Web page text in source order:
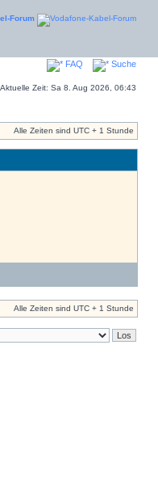
Forum
FAQ Suche
Aktuelle Zeit: Sa 8. Aug 2026, 06:43
Alle Zeiten sind UTC + 1 Stunde
Alle Zeiten sind UTC + 1 Stunde